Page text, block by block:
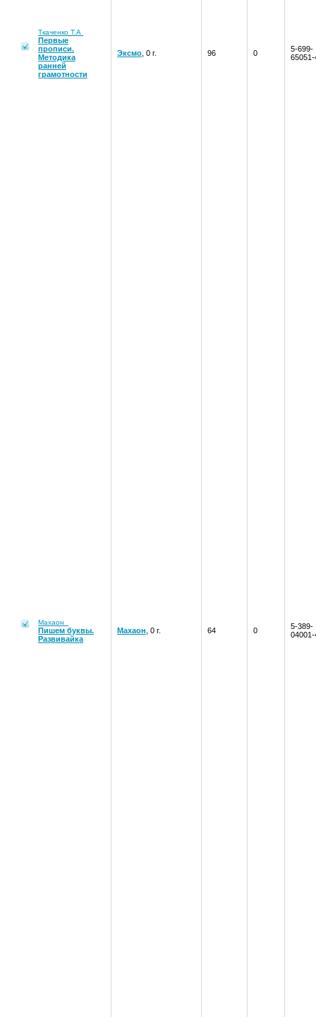
Ткаченко Т.А
Первые
прописи.
Методика
ранней
грамотности
Эксмо , 0 г. 96 0
5-699-
65051-
Махаон
Пишем буквы.
Развивайка
Махаон , 0 г. 64 0
5-389-
04001-